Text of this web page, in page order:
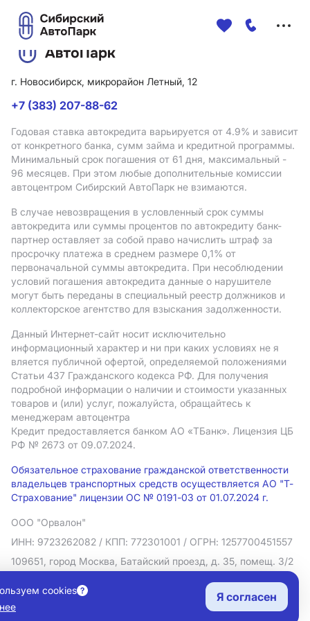
г. Новосибирск, микрорайон Летный, 12
+7 (383) 207-88-62
Годовая ставка автокредита варьируется от 4.9% и зависит
от конкретного банка, сумм займа и кредитной программы.
Минимальный срок погашения от 61 дня, максимальный -
96 месяцев. При этом любые дополнительные комиссии
автоцентром Сибирский АвтоПарк не взимаются.
В случае невозвращения в условленный срок суммы
автокредита или суммы процентов по автокредиту банк-
партнер оставляет за собой право начислить штраф за
просрочку платежа в среднем размере 0,1% от
первоначальной суммы автокредита. При несоблюдении
условий погашения автокредита данные о нарушителе
могут быть переданы в специальный реестр должников и
коллекторское агентство для взыскания задолженности.
Данный Интернет-сайт носит исключительно
информационный характер и ни при каких условиях не я
вляется публичной офертой, определяемой положениями
Статьи 437 Гражданского кодекса РФ. Для получения
подробной информации о наличии и стоимости указанных
товаров и (или) услуг, пожалуйста, обращайтесь к
менеджерам автоцентра
Кредит предоставляется банком АO «ТБанк». Лицензия ЦБ
РФ № 2673 от 09.07.2024.
Обязательное страхование гражданской ответственности
владельцев транспортных средств осуществляется АО "Т-
Страхование" лицензии ОС № 0191-03 от 01.07.2024 г.
ООО "Орвалон"
ИНН: 9723262082 / КПП: 772301001 / ОГРН: 1257700451557
109651, город Москва, Батайский проезд, д. 35, помещ. 3/2
Политика в отношении обработки персональных данных
Согласие на рекламную рассылку
Правовая информация
cookies
Я согласен